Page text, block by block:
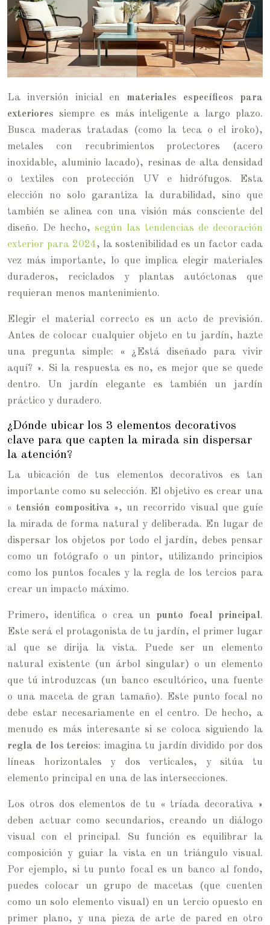
La inversión inicial en materiales específicos para
exteriores siempre es más inteligente a largo plazo.
Busca maderas tratadas (como la teca o el iroko),
metales con recubrimientos protectores (acero
inoxidable, aluminio lacado), resinas de alta densidad
o textiles con protección UV e hidrófugos. Esta
elección no solo garantiza la durabilidad, sino que
también se alinea con una visión más consciente del
diseño. De hecho, según las tendencias de decoración
exterior para 2024, la sostenibilidad es un factor cada
vez más importante, lo que implica elegir materiales
duraderos, reciclados y plantas autóctonas que
requieran menos mantenimiento.
Elegir el material correcto es un acto de previsión.
Antes de colocar cualquier objeto en tu jardín, hazte
una pregunta simple: « ¿Está diseñado para vivir
aquí? ». Si la respuesta es no, es mejor que se quede
dentro. Un jardín elegante es también un jardín
práctico y duradero.
¿Dónde ubicar los 3 elementos decorativos
clave para que capten la mirada sin dispersar
la atención?
La ubicación de tus elementos decorativos es tan
importante como su selección. El objetivo es crear una
« tensión compositiva », un recorrido visual que guíe
la mirada de forma natural y deliberada. En lugar de
dispersar los objetos por todo el jardín, debes pensar
como un fotógrafo o un pintor, utilizando principios
como los puntos focales y la regla de los tercios para
crear un impacto máximo.
Primero, identifica o crea un punto focal principal.
Este será el protagonista de tu jardín, el primer lugar
al que se dirija la vista. Puede ser un elemento
natural existente (un árbol singular) o un elemento
que tú introduzcas (un banco escultórico, una fuente
o una maceta de gran tamaño). Este punto focal no
debe estar necesariamente en el centro. De hecho, a
menudo es más interesante si se coloca siguiendo la
regla de los tercios: imagina tu jardín dividido por dos
líneas horizontales y dos verticales, y sitúa tu
elemento principal en una de las intersecciones.
Los otros dos elementos de tu « tríada decorativa »
deben actuar como secundarios, creando un diálogo
visual con el principal. Su función es equilibrar la
composición y guiar la vista en un triángulo visual.
Por ejemplo, si tu punto focal es un banco al fondo,
puedes colocar un grupo de macetas (que cuenten
como un solo elemento visual) en un tercio opuesto en
primer plano, y una pieza de arte de pared en otro